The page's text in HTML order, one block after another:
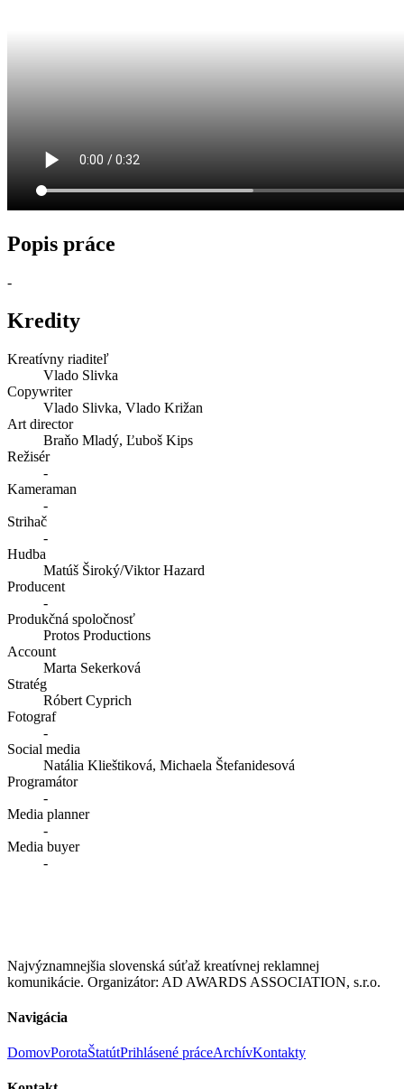
Popis práce
-
Kredity
Kreatívny riaditeľ
Vlado Slivka
Copywriter
Vlado Slivka, Vlado Križan
Art director
Braňo Mladý, Ľuboš Kips
Režisér
-
Kameraman
-
Strihač
-
Hudba
Matúš Široký/Viktor Hazard
Producent
-
Produkčná spoločnosť
Protos Productions
Account
Marta Sekerková
Stratég
Róbert Cyprich
Fotograf
-
Social media
Natália Klieštiková, Michaela Štefanidesová
Programátor
-
Media planner
-
Media buyer
-
Najvýznamnejšia slovenská súťaž kreatívnej reklamnej
komunikácie. Organizátor: AD AWARDS ASSOCIATION, s.r.o.
Navigácia
DomovPorotaŠtatútPrihlásené práceArchívKontakty